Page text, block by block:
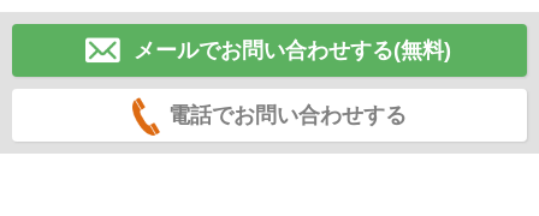
メールでお問い合わせする(無料)
電話でお問い合わせする